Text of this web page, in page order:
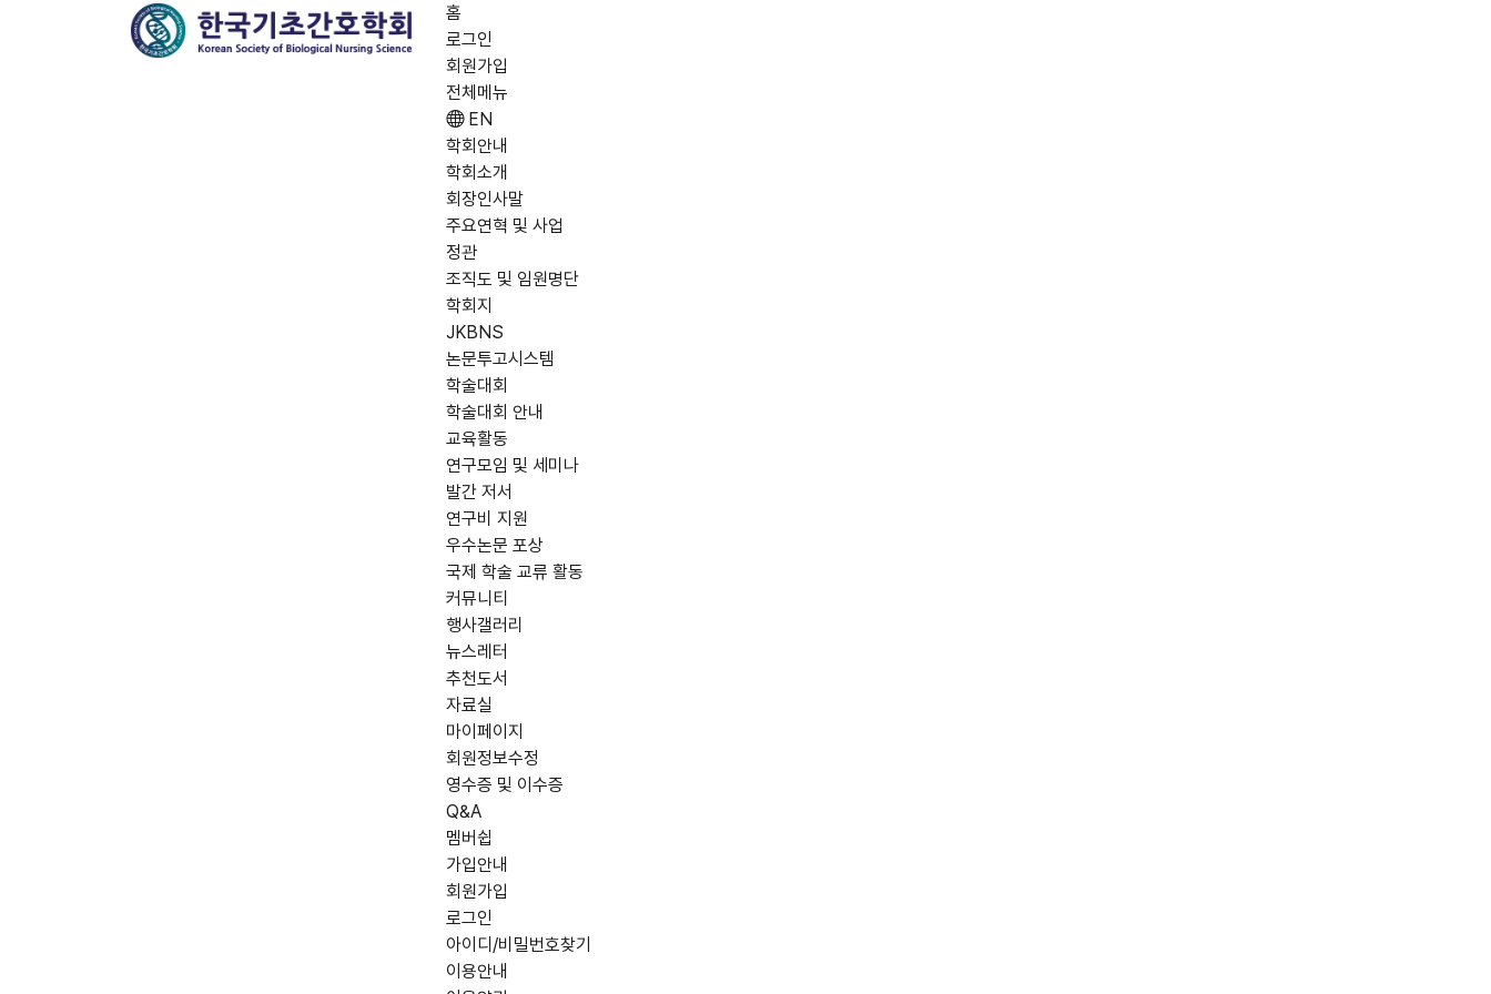
홈
로그인
회원가입
전체메뉴
EN
학회안내
학회소개
회장인사말
주요연혁 및 사업
정관
조직도 및 임원명단
학회지
JKBNS
논문투고시스템
학술대회
학술대회 안내
교육활동
연구모임 및 세미나
발간 저서
연구비 지원
우수논문 포상
국제 학술 교류 활동
커뮤니티
행사갤러리
뉴스레터
추천도서
자료실
마이페이지
회원정보수정
영수증 및 이수증
Q&A
멤버쉽
가입안내
회원가입
로그인
아이디/비밀번호찾기
이용안내